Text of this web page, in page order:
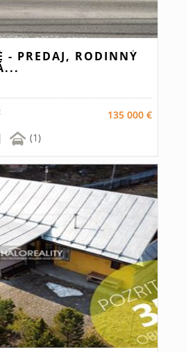
- PREDAJ, RODINNÝ
135 000 €
(1)